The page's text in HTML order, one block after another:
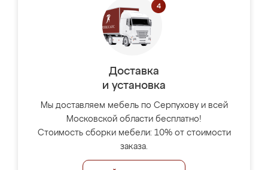
Доставка
и установка
Мы доставляем мебель по Серпухову и всей
Московской области бесплатно!
Стоимость сборки мебели: 10% от стоимости
заказа.